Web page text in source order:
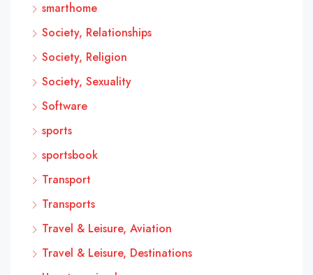
smarthome
Society, Relationships
Society, Religion
Society, Sexuality
Software
sports
sportsbook
Transport
Transports
Travel & Leisure, Aviation
Travel & Leisure, Destinations